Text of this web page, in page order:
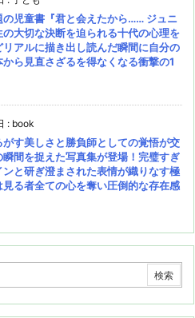
の児童書『君と会えたから…… ジュニ
の大切な決断を迫られる十代の心理を
アルに描き出し読んだ瞬間に自分の
ら見直さざるを得なくなる衝撃の1
: book
がす美しさと勝負師としての覚悟が交
間を捉えた写真集が登場！完璧すぎ
ンと研ぎ澄まされた表情が織りなす極
る者全ての心を奪い圧倒的な存在感